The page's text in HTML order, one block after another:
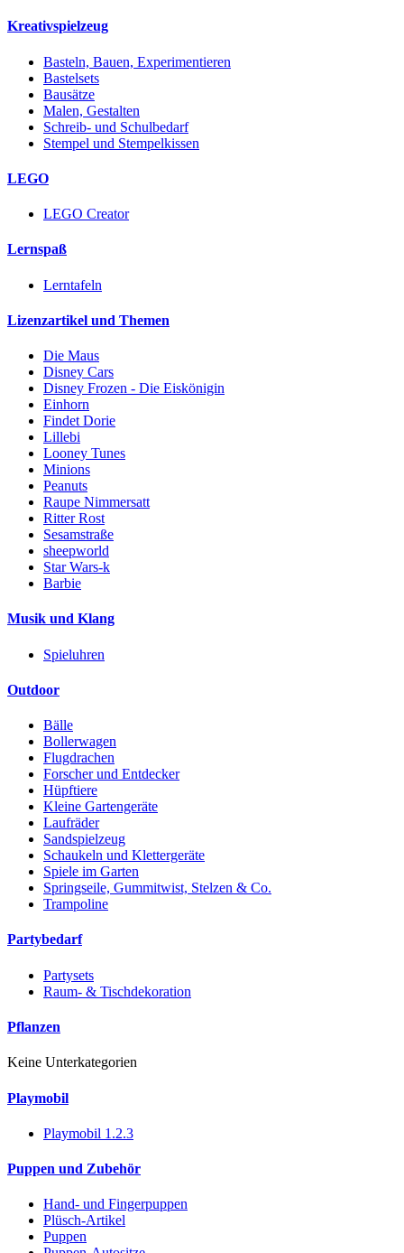
Kreativspielzeug
Basteln, Bauen, Experimentieren
Bastelsets
Bausätze
Malen, Gestalten
Schreib- und Schulbedarf
Stempel und Stempelkissen
LEGO
LEGO Creator
Lernspaß
Lerntafeln
Lizenzartikel und Themen
Die Maus
Disney Cars
Disney Frozen - Die Eiskönigin
Einhorn
Findet Dorie
Lillebi
Looney Tunes
Minions
Peanuts
Raupe Nimmersatt
Ritter Rost
Sesamstraße
sheepworld
Star Wars-k
Barbie
Musik und Klang
Spieluhren
Outdoor
Bälle
Bollerwagen
Flugdrachen
Forscher und Entdecker
Hüpftiere
Kleine Gartengeräte
Laufräder
Sandspielzeug
Schaukeln und Klettergeräte
Spiele im Garten
Springseile, Gummitwist, Stelzen & Co.
Trampoline
Partybedarf
Partysets
Raum- & Tischdekoration
Pflanzen
Keine Unterkategorien
Playmobil
Playmobil 1.2.3
Puppen und Zubehör
Hand- und Fingerpuppen
Plüsch-Artikel
Puppen